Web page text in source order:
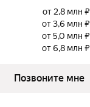
от 2,8 млн ₽
от 3,6 млн ₽
от 5,0 млн ₽
от 6,8 млн ₽
Позвоните мне